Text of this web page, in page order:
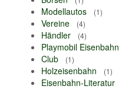
Modellautos (1)
Vereine (4)
Händler (4)
Playmobil Eisenbahn
Club (1)
Holzeisenbahn (1)
Eisenbahn-Literatur